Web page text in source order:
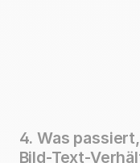
4. Was
Bild-Text-